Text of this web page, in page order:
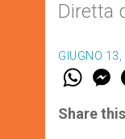
Diretta
GIUGNO
W
t
s
e
s
e
Share